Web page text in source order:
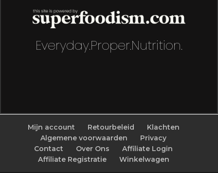
Everyday.Proper.Nutrition.
Mijn account Retourbeleid
Klachten
Algemene voorwaarden
Privacy
Contact
Over Ons
Affiliate Login
Affiliate Registratie
Winkelwagen